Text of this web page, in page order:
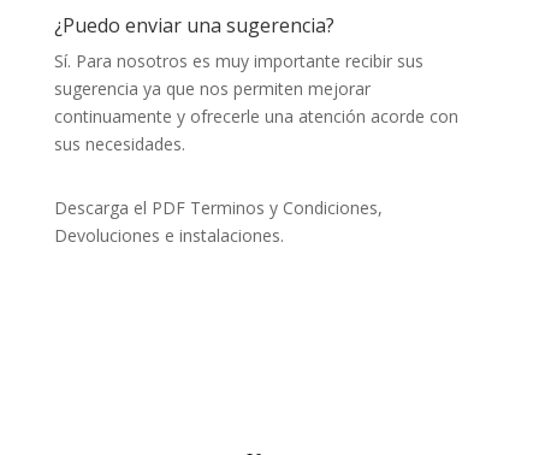
¿Puedo enviar una sugerencia?
Sí. Para nosotros es muy importante recibir sus
sugerencia ya que nos permiten mejorar
continuamente y ofrecerle una atención acorde con
sus necesidades.
Descarga el PDF Terminos y Condiciones,
Devoluciones e instalaciones.